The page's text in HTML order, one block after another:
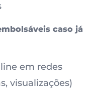
caso já
em redes
visualizações)